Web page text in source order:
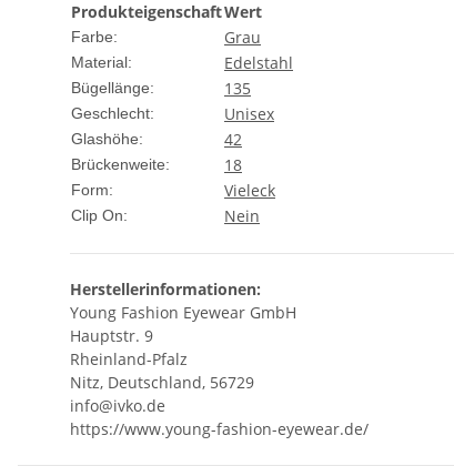
ProdukteigenschaftWert
Farbe: Grau
Material: Edelstahl
Bügellänge: 135
Geschlecht: Unisex
Glashöhe: 42
Brückenweite: 18
Form: Vieleck
Clip On: Nein
Herstellerinformationen:
Young Fashion Eyewear GmbH
Hauptstr. 9
Rheinland-Pfalz
Nitz, Deutschland, 56729
info@ivko.de
https://www.young-fashion-eyewear.de/